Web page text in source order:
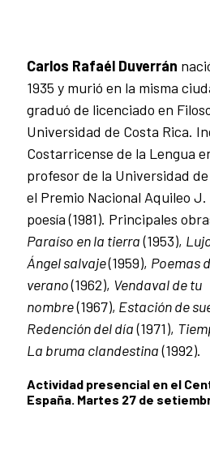
Carlos Rafaél Duverrán
1935 y murió en la misma
graduó de licenciado en
Universidad de Costa Rica.
Costarricense de la Lengua
profesor de la Universidad
el Premio Nacional Aquileo
poesía (1981). Principales
Paraíso en la tierra(1953),
Ángel salvaje(1959), Poemas
verano(1962), Vendaval de tu
nombre(1967), Estación de
Redención del día(1971),
La bruma clandestina(1992).
Actividad presencial en el
España. Martes 27 de